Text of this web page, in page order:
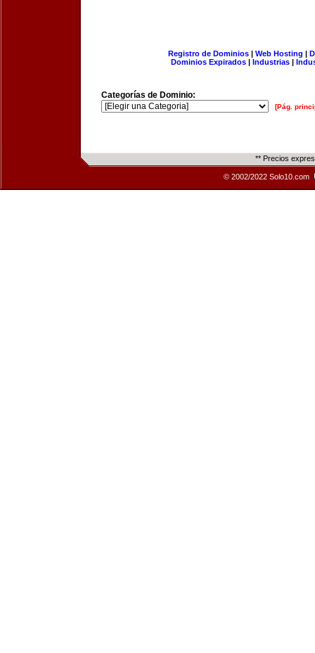
Registro de Dominios| Web Hosting |
Dominios Expirados | Industrias |
Categorías de Dominio:
[Pág.
** Precios
© 2002/2022 Solo10.com